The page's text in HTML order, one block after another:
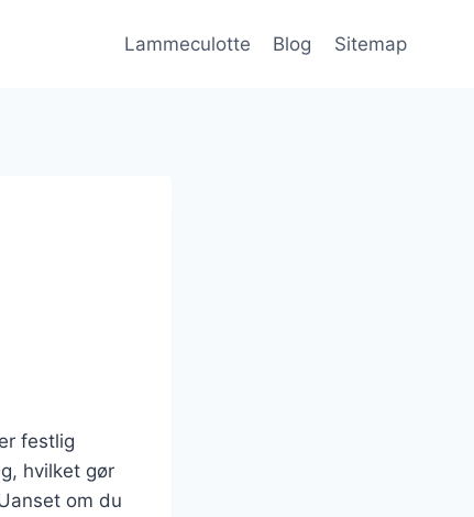
Lammeculotte Blog Sitemap
festlig
hvilket gør
om du